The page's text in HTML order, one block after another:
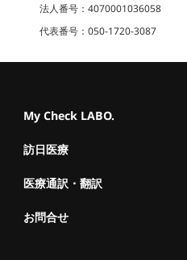
法人番号：4070001036058
代表番号：050-1720-3087
My Check LABO.
訪日医療
医療通訳・翻訳
お問合せ